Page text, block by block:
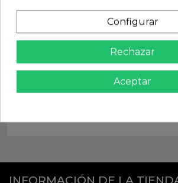
TARJETA - PAYPAL - BIZUM
Te atendemos en persona
Configurar
Rechazar
Aceptar